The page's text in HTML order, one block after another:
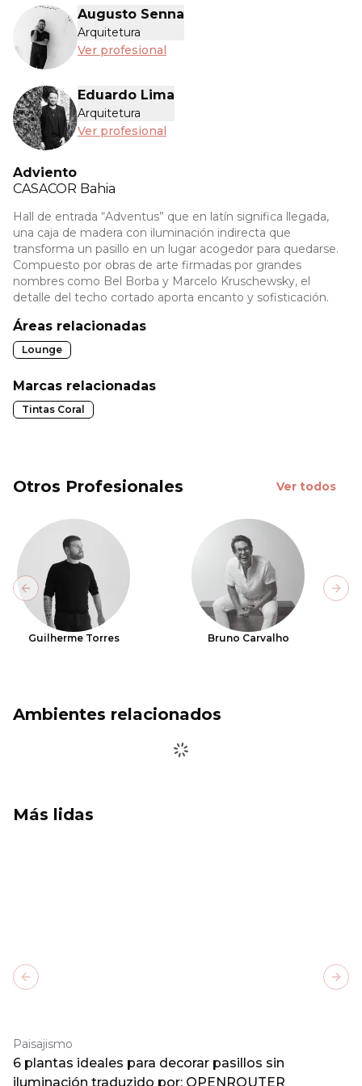
Augusto Senna
Arquitetura
Ver profesional
Eduardo Lima
Arquitetura
Ver profesional
Adviento
CASACOR Bahia
Hall de entrada “Adventus” que en latín significa llegada,
una caja de madera con iluminación indirecta que
transforma un pasillo en un lugar acogedor para quedarse.
Compuesto por obras de arte firmadas por grandes
nombres como Bel Borba y Marcelo Kruschewsky, el
detalle del techo cortado aporta encanto y sofisticación.
Áreas relacionadas
Lounge
Marcas relacionadas
Tintas Coral
Otros Profesionales Ver todos
Guilherme Torres Bruno Carvalho
Previous slide
Ambientes relacionados
Más lidas
Paisajismo
6 plantas ideales para decorar pasillos sin
iluminación traduzido por: OPENROUTER
Previous slide